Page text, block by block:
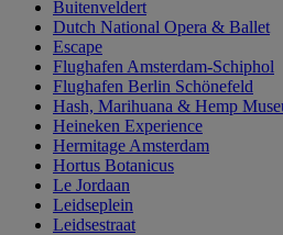
Buitenveldert
Dutch National Opera & Ballet
Escape
Flughafen Amsterdam-Schiphol
Flughafen Berlin Schönefeld
Hash, Marihuana & Hemp
Heineken Experience
Hermitage Amsterdam
Hortus Botanicus
Le Jordaan
Leidseplein
Leidsestraat